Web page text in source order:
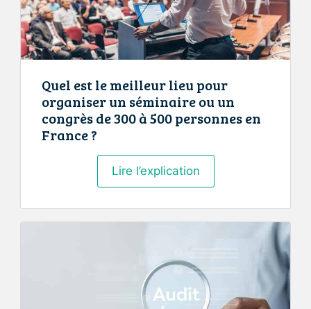
connaît
mal
Quel est le meilleur lieu pour
organiser un séminaire ou un
congrès de 300 à 500 personnes en
France ?
Lire l’explicationQuel
est
meilleur
organiser
un